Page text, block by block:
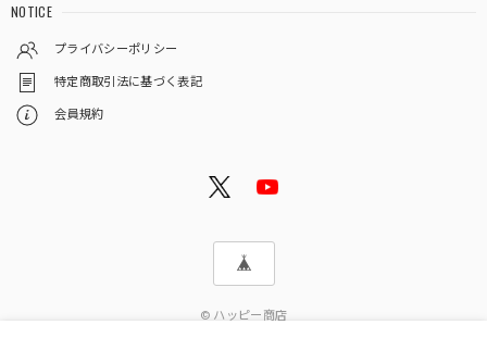
NOTICE
プライバシーポリシー
特定商取引法に基づく表記
会員規約
© ハッピー商店